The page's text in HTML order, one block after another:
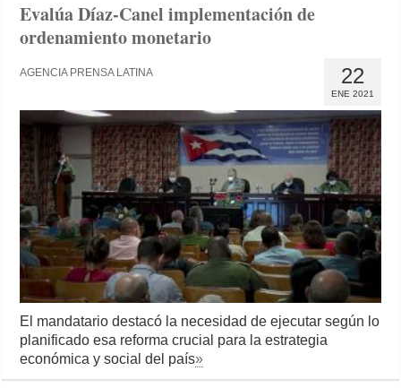
Evalúa Díaz-Canel implementación de
ordenamiento monetario
22
ENE 2021
AGENCIA PRENSA LATINA
El mandatario destacó la necesidad de ejecutar según lo
planificado esa reforma crucial para la estrategia
económica y social del país»